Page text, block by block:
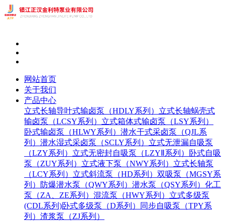
网站首页
关于我们
产品中心
立式长轴导叶式输卤泵（HDLY系列） 立式长轴蜗壳式
输卤泵（LCSY系列） 立式箱体式输卤泵（LSY系列）
卧式输卤泵（HLWY系列） 潜水干式采卤泵（QJL系
列） 潜水湿式采卤泵（SCLY系列） 立式无泄漏自吸泵
（LZY系列） 立式无密封自吸泵（LZYⅡ系列）
卧式自吸
泵（ZUY系列） 立式液下泵（NWY系列） 立式长轴泵
（LCY系列） 立式斜流泵（HD系列） 双吸泵（MGSY系
列）
防爆潜水泵（QWY系列） 潜水泵（QSY系列） 化工
泵（ZA、ZE系列） 混流泵（HWY系列） 立式多级泵
(CDL系列)卧式多级泵（D系列）
同步自吸泵（TPY系
列） 渣浆泵（ZJ系列）